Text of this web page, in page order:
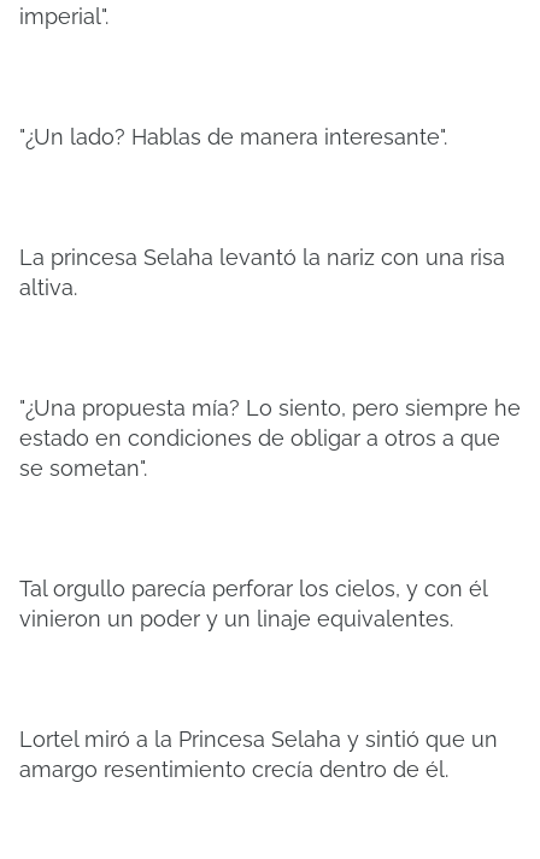
imperial".
"¿Un lado? Hablas de manera interesante".
La princesa Selaha levantó la nariz con una risa
altiva.
"¿Una propuesta mía? Lo siento, pero siempre he
estado en condiciones de obligar a otros a que
se sometan".
Tal orgullo parecía perforar los cielos, y con él
vinieron un poder y un linaje equivalentes.
Lortel miró a la Princesa Selaha y sintió que un
amargo resentimiento crecía dentro de él.